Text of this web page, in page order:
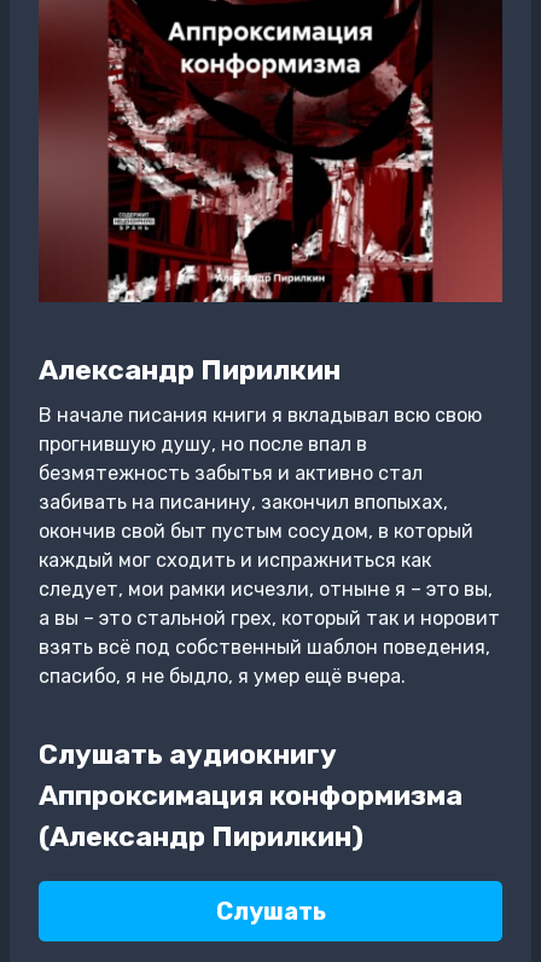
Александр Пирилкин
В начале писания книги я вкладывал всю свою
прогнившую душу, но после впал в
безмятежность забытья и активно стал
забивать на писанину, закончил впопыхах,
окончив свой быт пустым сосудом, в который
каждый мог сходить и испражниться как
следует, мои рамки исчезли, отныне я – это вы,
а вы – это стальной грех, который так и норовит
взять всё под собственный шаблон поведения,
спасибо, я не быдло, я умер ещё вчера.
Слушать аудиокнигу
Аппроксимация конформизма
(Александр Пирилкин)
Слушать